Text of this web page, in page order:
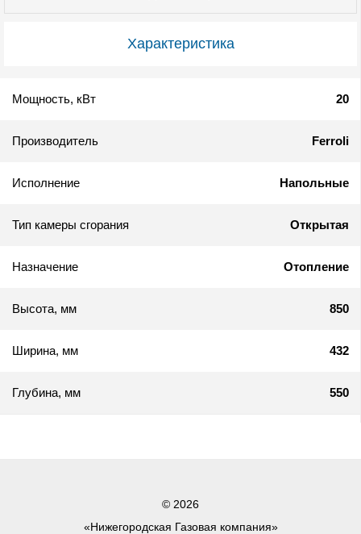
Характеристика
Мощность, кВт 20
Производитель Ferroli
Исполнение Напольные
Тип камеры сгорания Открытая
Назначение Отопление
Высота, мм 850
Ширина, мм 432
Глубина, мм 550
© 2026
«Нижегородская Газовая компания»